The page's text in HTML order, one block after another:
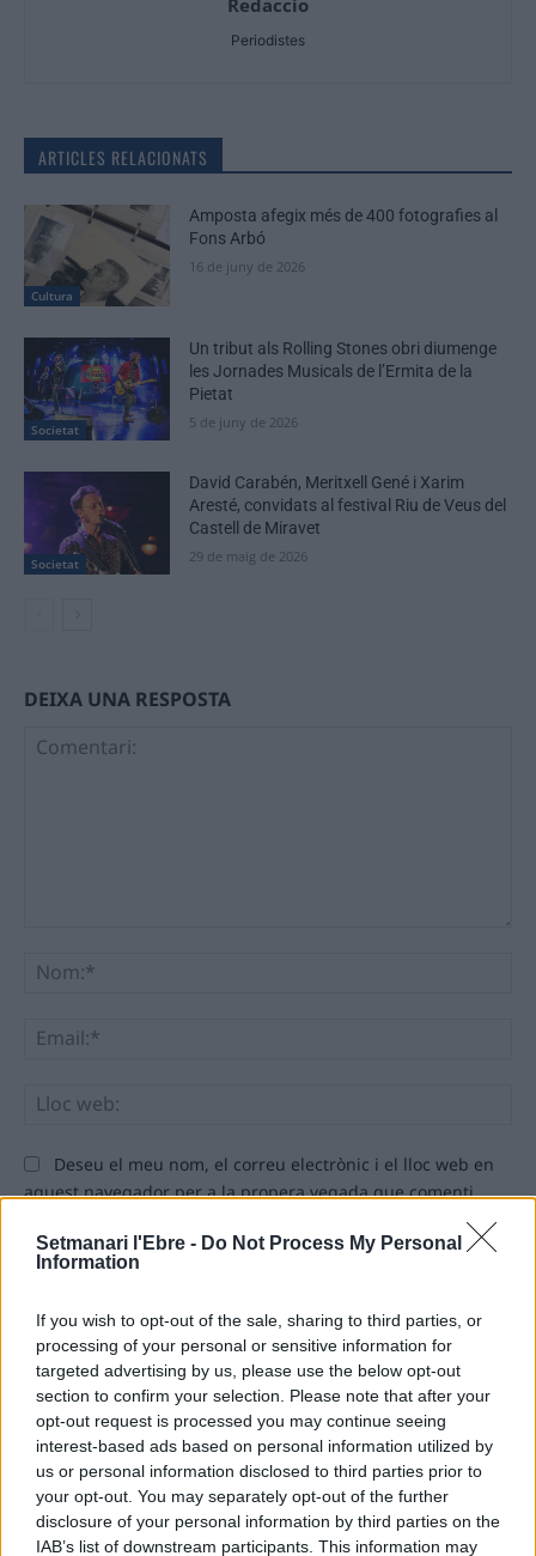
Setmanari l'Ebre - Do Not Process My Personal
Information
If you wish to opt-out of the sale, sharing to third parties, or
processing of your personal or sensitive information for
targeted advertising by us, please use the below opt-out
section to confirm your selection. Please note that after your
opt-out request is processed you may continue seeing
interest-based ads based on personal information utilized by
us or personal information disclosed to third parties prior to
your opt-out. You may separately opt-out of the further
disclosure of your personal information by third parties on the
IAB’s list of downstream participants. This information may
Periodistes
ARTICLES RELACIONATS
Cultura
Amposta afegix més de 400 fotografies al
Fons Arbó
16 de juny de 2026
Societat
Un tribut als Rolling Stones obri diumenge
les Jornades Musicals de l’Ermita de la
Pietat
5 de juny de 2026
Societat
David Carabén, Meritxell Gené i Xarim
Aresté, convidats al festival Riu de Veus del
Castell de Miravet
29 de maig de 2026
DEIXA UNA RESPOSTA
Deseu el meu nom, el correu electrònic i el lloc web en
aquest navegador per a la propera vegada que comenti.
ÚLTIMES NOTÍCIES
“L’eclipsi serà una oportunitat també
per a gaudir de les Festes Majors
d’Amposta”
31 de juliol de 2026